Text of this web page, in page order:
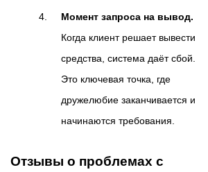
Момент запроса на вывод.
Когда клиент решает вывести
средства, система даёт сбой.
Это ключевая точка, где
дружелюбие заканчивается и
начинаются требования.
Отзывы о проблемах с